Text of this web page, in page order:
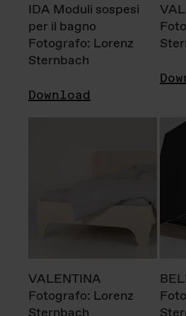
IDA Moduli sospesi
per il bagno
Fotografo: Lorenz
Sternbach
Download
VALENTINA
Fotografo: Lorenz
Sternbach